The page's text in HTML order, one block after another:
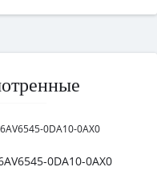
0DA10-0AX0